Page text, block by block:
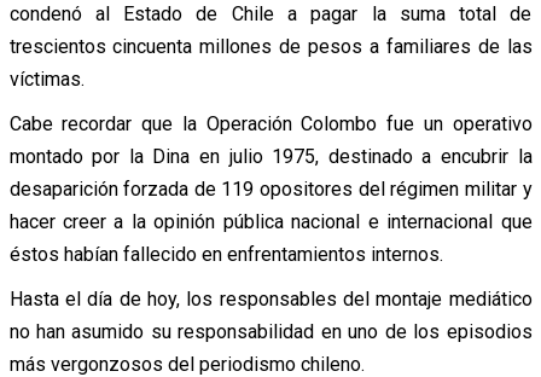
condenó al Estado de Chile a pagar la suma total de
trescientos cincuenta millones de pesos a familiares de las
víctimas.
Cabe recordar que la Operación Colombo fue un operativo
montado por la Dina en julio 1975, destinado a encubrir la
desaparición forzada de 119 opositores del régimen militar y
hacer creer a la opinión pública nacional e internacional que
éstos habían fallecido en enfrentamientos internos.
Hasta el día de hoy, los responsables del montaje mediático
no han asumido su responsabilidad en uno de los episodios
más vergonzosos del periodismo chileno.